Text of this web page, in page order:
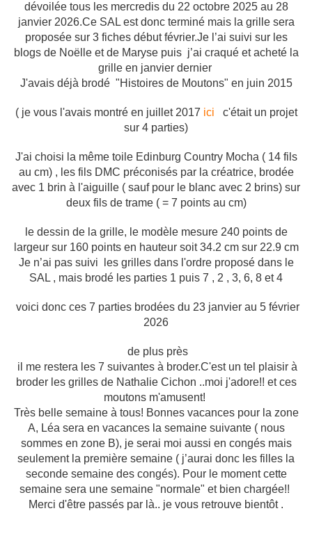
dévoilée tous les mercredis du 22 octobre 2025 au 28
janvier 2026.Ce SAL est donc terminé mais la grille sera
proposée sur 3 fiches début février.Je l’ai suivi sur les
blogs de Noëlle et de Maryse puis j’ai craqué et acheté la
grille en janvier dernier
J'avais déjà brodé "Histoires de Moutons" en juin 2015
( je vous l'avais montré en juillet 2017 ici c'était un projet
sur 4 parties)
J'ai choisi la même toile Edinburg Country Mocha ( 14 fils
au cm) , les fils DMC préconisés par la créatrice, brodée
avec 1 brin à l'aiguille ( sauf pour le blanc avec 2 brins) sur
deux fils de trame ( = 7 points au cm)
le dessin de la grille, le modèle mesure 240 points de
largeur sur 160 points en hauteur soit 34.2 cm sur 22.9 cm
Je n’ai pas suivi les grilles dans l'ordre proposé dans le
SAL , mais brodé les parties 1 puis 7 , 2 , 3, 6, 8 et 4
voici donc ces 7 parties brodées du 23 janvier au 5 février
2026
de plus près
il me restera les 7 suivantes à broder.C'est un tel plaisir à
broder les grilles de Nathalie Cichon ..moi j'adore!! et ces
moutons m'amusent!
Très belle semaine à tous! Bonnes vacances pour la zone
A, Léa sera en vacances la semaine suivante ( nous
sommes en zone B), je serai moi aussi en congés mais
seulement la première semaine ( j’aurai donc les filles la
seconde semaine des congés). Pour le moment cette
semaine sera une semaine "normale" et bien chargée!!
Merci d'être passés par là.. je vous retrouve bientôt .